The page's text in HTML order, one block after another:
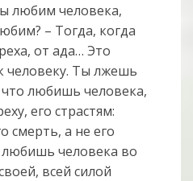
любим человека,
– Тогда, когда
от ада… Это
человеку. Ты лжешь
любишь человека,
его страстям:
смерть, а не его
человека во
всей силой